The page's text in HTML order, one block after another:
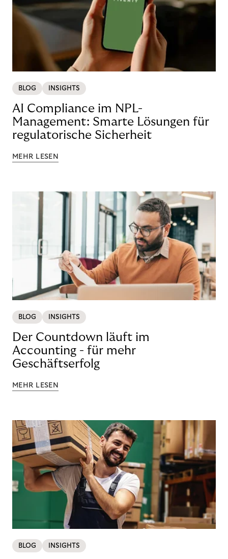
BLOG INSIGHTS
AI Compliance im NPL-
Management: Smarte Lösungen für
regulatorische Sicherheit
MEHR LESEN
BLOG INSIGHTS
Der Countdown läuft im
Accounting - für mehr
Geschäftserfolg
MEHR LESEN
BLOG INSIGHTS